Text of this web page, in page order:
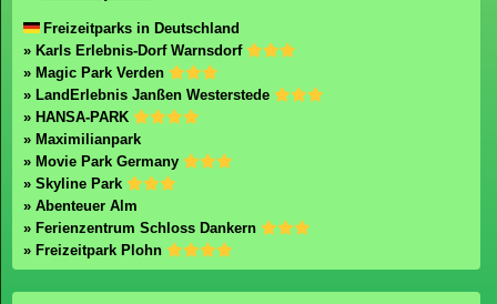
Freizeitparks in Deutschland
» Karls Erlebnis-Dorf Warnsdorf
» Magic Park Verden
» LandErlebnis Janßen Westerstede
» HANSA-PARK
» Maximilianpark
» Movie Park Germany
» Skyline Park
» Abenteuer Alm
» Ferienzentrum Schloss Dankern
» Freizeitpark Plohn